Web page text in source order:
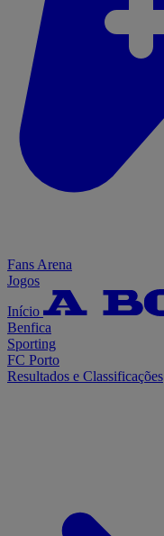
Fans Arena
Jogos
Início
Benfica
Sporting
FC Porto
Resultados e Classificações